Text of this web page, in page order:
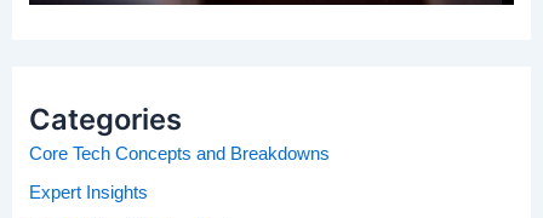
Categories
Core Tech Concepts and Breakdowns
Expert Insights